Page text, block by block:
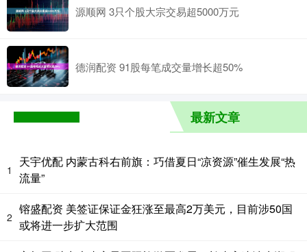
源顺网 3只个股大宗交易超5000万元
德润配资 91股每笔成交量增长超50%
最新文章
1
天宇优配 内蒙古科右前旗：巧借夏日“凉资源”催生发展“热
流量”
2
镕盛配资 美签证保证金狂涨至最高2万美元，目前涉50国
或将进一步扩大范围